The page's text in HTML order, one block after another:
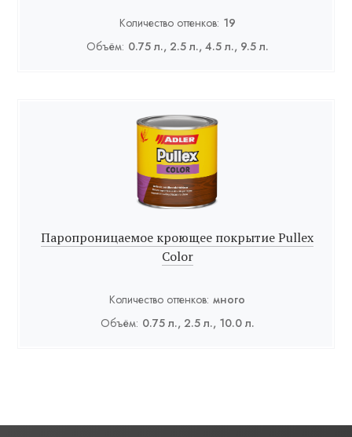
Количество оттенков: 19
Объём: 0.75 л., 2.5 л., 4.5 л., 9.5 л.
Паропроницаемое кроющее покрытие Pullex
Color
Количество оттенков: много
Объём: 0.75 л., 2.5 л., 10.0 л.